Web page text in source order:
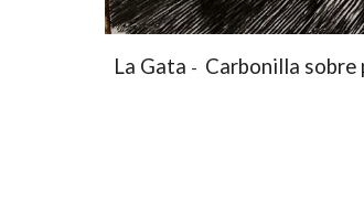
La Gata - Carbonilla sobre